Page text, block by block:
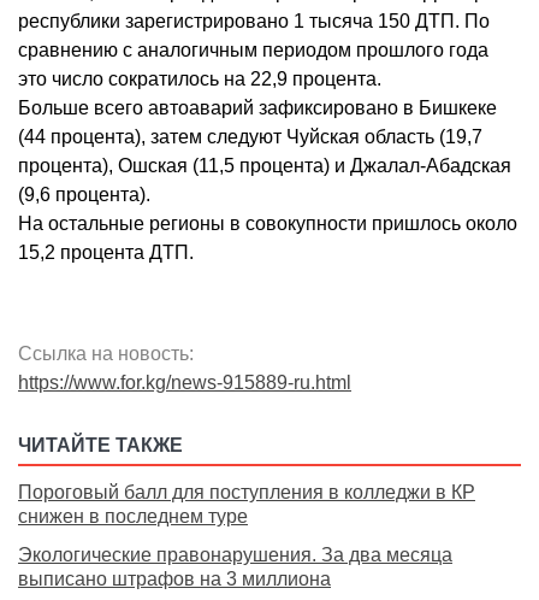
республики зарегистрировано 1 тысяча 150 ДТП. По
сравнению с аналогичным периодом прошлого года
это число сократилось на 22,9 процента.
Больше всего автоаварий зафиксировано в Бишкеке
(44 процента), затем следуют Чуйская область (19,7
процента), Ошская (11,5 процента) и Джалал-Абадская
(9,6 процента).
На остальные регионы в совокупности пришлось около
15,2 процента ДТП.
Ссылка на новость:
https://www.for.kg/news-915889-ru.html
ЧИТАЙТЕ ТАКЖЕ
Пороговый балл для поступления в колледжи в КР
снижен в последнем туре
Экологические правонарушения. За два месяца
выписано штрафов на 3 миллиона